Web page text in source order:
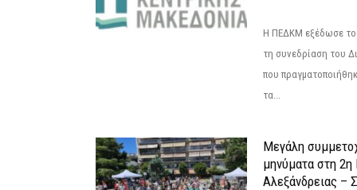
Η ΠΕΔΚΜ εξέδωσε το
τη συνεδρίαση του
που
τα...
Μεγάλη
μηνύματα στη
Αλεξάνδρειας –